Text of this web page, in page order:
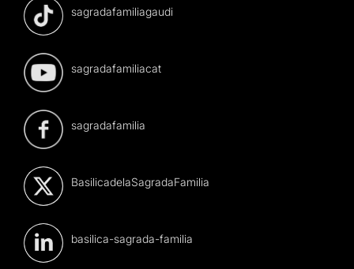
sagradafamiliagaudi
sagradafamiliacat
sagradafamilia
BasilicadelaSagradaFamilia
basilica-sagrada-familia